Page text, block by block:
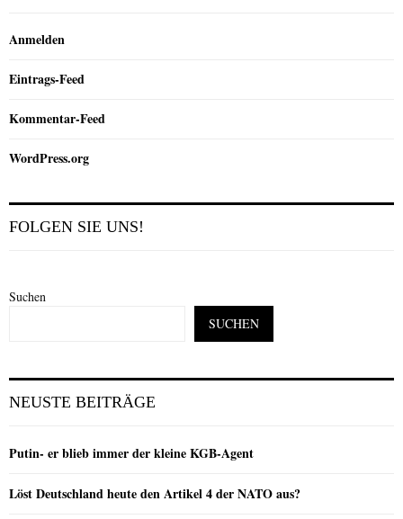
Anmelden
Eintrags-Feed
Kommentar-Feed
WordPress.org
FOLGEN SIE UNS!
Suchen
SUCHEN
NEUSTE BEITRÄGE
Putin- er blieb immer der kleine KGB-Agent
Löst Deutschland heute den Artikel 4 der NATO aus?